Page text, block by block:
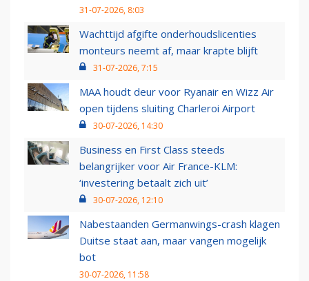
31-07-2026, 8:03
Wachttijd afgifte onderhoudslicenties
monteurs neemt af, maar krapte blijft
31-07-2026, 7:15
MAA houdt deur voor Ryanair en Wizz Air
open tijdens sluiting Charleroi Airport
30-07-2026, 14:30
Business en First Class steeds
belangrijker voor Air France-KLM:
‘investering betaalt zich uit’
30-07-2026, 12:10
Nabestaanden Germanwings-crash klagen
Duitse staat aan, maar vangen mogelijk
bot
30-07-2026, 11:58